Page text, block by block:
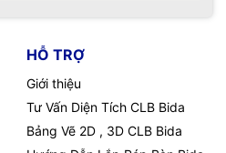
HỖ TRỢ
Giới thiệu
Tư Vấn Diện Tích CLB Bida
Bảng Vẽ 2D , 3D CLB Bida